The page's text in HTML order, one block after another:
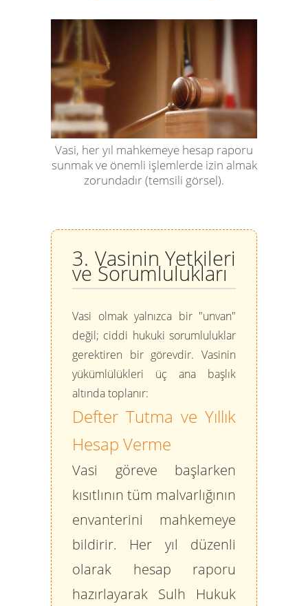
Vasi, her yıl mahkemeye hesap raporu
sunmak ve önemli işlemlerde izin almak
zorundadır (temsili görsel).
3. Vasinin Yetkileri
ve Sorumlulukları
Vasi olmak yalnızca bir "unvan"
değil; ciddi hukuki sorumluluklar
gerektiren bir görevdir. Vasinin
yükümlülükleri üç ana başlık
altında toplanır:
Defter Tutma ve Yıllık
Hesap Verme
Vasi göreve başlarken
kısıtlının tüm malvarlığının
envanterini mahkemeye
bildirir. Her yıl düzenli
olarak hesap raporu
hazırlayarak Sulh Hukuk